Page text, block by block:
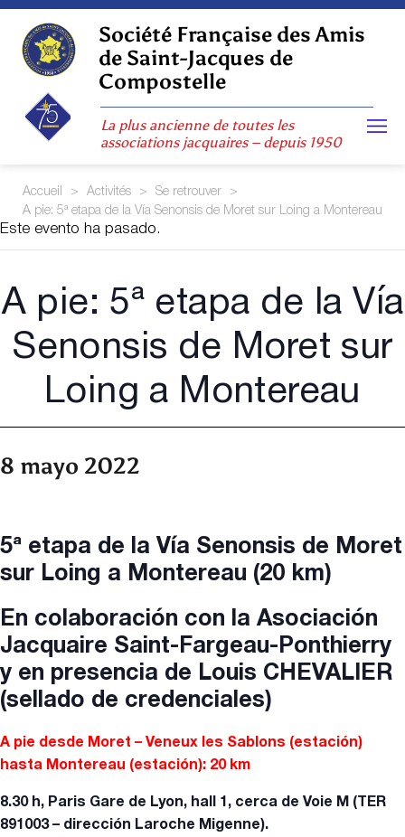
Skip
content
Société Française des Amis
de Saint-Jacques de
Compostelle
La plus ancienne de toutes les
associations jacquaires – depuis 1950
Accueil > Activités > Se retrouver
>
A pie: 5ª etapa de la Vía Senonsis de Moret sur Loing a Montereau
Este evento ha pasado.
A pie: 5ª etapa de la Vía
Senonsis de Moret sur
Loing a Montereau
8 mayo 2022
5ª etapa de la Vía Senonsis de Moret
sur Loing a Montereau (20 km)
En colaboración con la Asociación
Jacquaire Saint-Fargeau-Ponthierry
y en presencia de Louis CHEVALIER
(sellado de credenciales)
A pie desde Moret – Veneux les Sablons (estación)
hasta Montereau (estación): 20 km
8.30 h, Paris Gare de Lyon, hall 1, cerca de Voie M (TER
891003 – dirección Laroche Migenne).